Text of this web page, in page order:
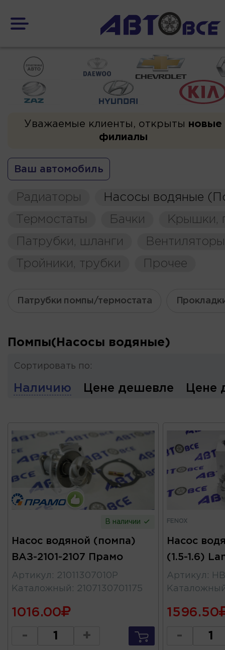
Уважаемые клиенты, открыты новые
филиалы
Ваш автомобиль
Радиаторы
Насосы водяные
Термостаты
Бачки
Крышки,
Патрубки, шланги
Тройники, трубки
Прочее
Патрубки помпы/термостата
Помпы(Насосы водяные)
Сортировать по:
Наличию Цене дешевле Цене
В наличии
Насос водяной (помпа)
ВАЗ-2101-2107 Прамо
Артикул : 21011307010Р
Каталожный : 2107130701175
1016.00
- +
FENOX
Насос
(1.5-1.6)
Артикул :
1596.50
-